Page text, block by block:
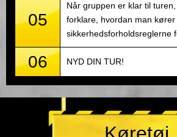
05
Når gruppen er klar til
forklare, hvordan man kører
sikkerhedsforholdsreglerne
06 NYD DIN TUR!